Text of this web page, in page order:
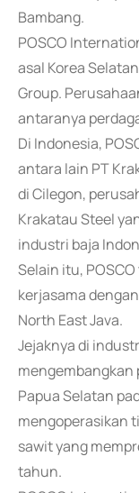
Bambang.
POSCO
asal Korea
Group.
antaranya
Di Indonesia,
antara lain PT
di Cilegon,
Krakatau Steel
industri baja
Selain itu,
kerjasama
North East Java.
Jejaknya di
mengembangkan
Papua Selatan
mengoperasikan
sawit yang
tahun.